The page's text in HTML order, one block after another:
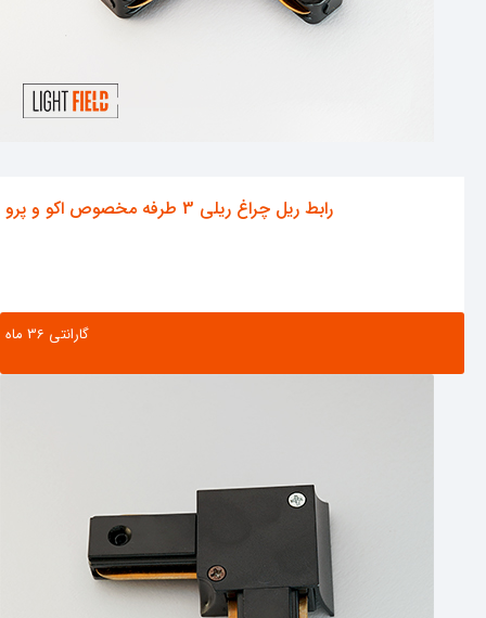
رابط ریل چراغ ریلی 3 طرفه مخصوص اکو و پرو
گارانتی ‌36 ماه